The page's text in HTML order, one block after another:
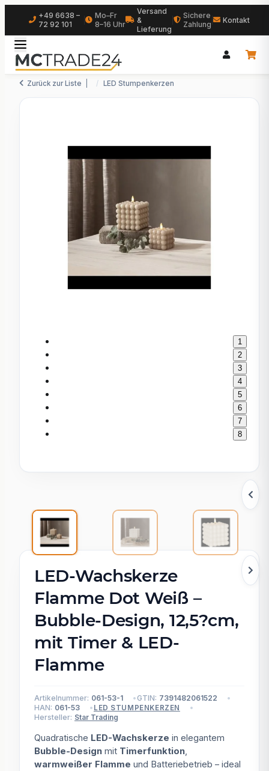
+49 6638 –
72 92 101
Mo–Fr
8–16 Uhr
Versand
&
Lieferung
Sichere
Zahlung
Kontakt
Zurück zur Liste LED Stumpenkerzen
1
2
3
4
5
6
7
8
LED-Wachskerze
Flamme Dot Weiß –
Bubble-Design, 12,5?cm,
mit Timer & LED-
Flamme
Artikelnummer: 061-53-1 GTIN: 7391482061522
HAN: 061-53 LED STUMPENKERZEN
Hersteller: Star Trading
Quadratische LED-Wachskerze in elegantem
Bubble-Design mit Timerfunktion,
warmweißer Flamme und Batteriebetrieb – ideal